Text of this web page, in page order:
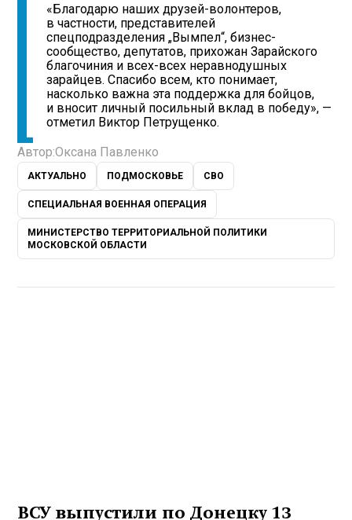
«Благодарю наших друзей-волонтеров,
в частности, представителей
спецподразделения „Вымпел“, бизнес-
сообщество, депутатов, прихожан Зарайского
благочиния и всех-всех неравнодушных
зарайцев. Спасибо всем, кто понимает,
насколько важна эта поддержка для бойцов,
и вносит личный посильный вклад в победу», —
отметил Виктор Петрущенко.
Автор:Оксана Павленко
АКТУАЛЬНО ПОДМОСКОВЬЕ СВО
СПЕЦИАЛЬНАЯ ВОЕННАЯ ОПЕРАЦИЯ
МИНИСТЕРСТВО ТЕРРИТОРИАЛЬНОЙ ПОЛИТИКИ
МОСКОВСКОЙ ОБЛАСТИ
ВСУ выпустили по Донецку 13